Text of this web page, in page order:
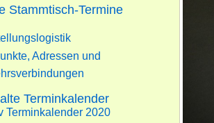
Stammtisch-Termine
Adressen und
Terminkalender
Terminkalender 2020